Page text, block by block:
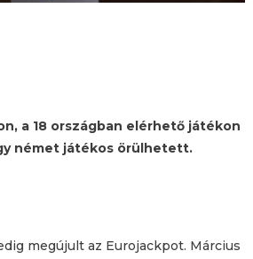
a 18 országban elérhető játékon
német játékos örülhetett.
megújult az Eurojackpot. Március